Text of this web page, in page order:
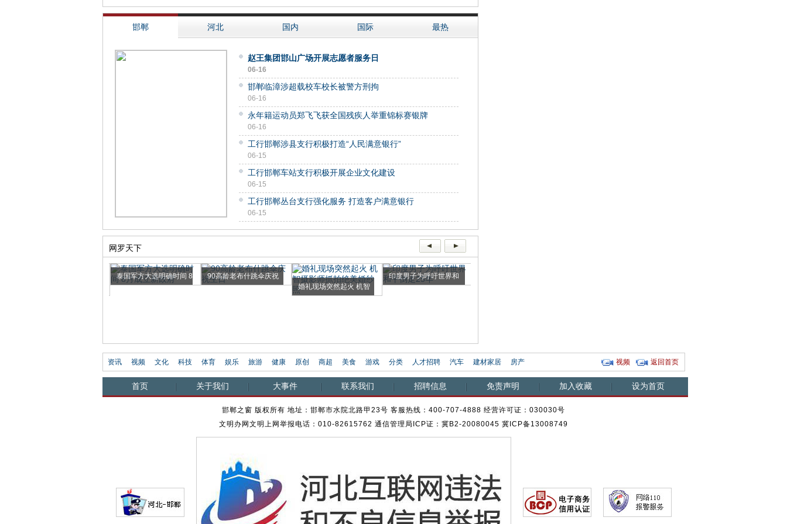
邯郸 河北 国内 国际 最热
赵王集团邯山广场开展志愿者服务日
06-16
邯郸临漳涉超载校车校长被警方刑拘
06-16
永年籍运动员郑飞飞获全国残疾人举重锦标赛银牌
06-16
工行邯郸涉县支行积极打造“人民满意银行”
06-15
工行邯郸车站支行积极开展企业文化建设
06-15
工行邯郸丛台支行强化服务 打造客户满意银行
06-15
网罗天下
泰国军方大选明确时间 8 90高龄老布什跳伞庆祝
婚礼现场突然起火 机智
印度男子为呼吁世界和
资讯 视频 文化 科技 体育 娱乐 旅游 健康 原创 商超 美食 游戏 分类 人才招聘 汽车 建材家居 房产 返回首页
视频
首页 关于我们 大事件 联系我们 招聘信息 免责声明 加入收藏 设为首页
邯郸之窗 版权所有 地址：邯郸市水院北路甲23号 客服热线：400-707-4888 经营许可证：030030号
文明办网文明上网举报电话：010-82615762 通信管理局ICP证：冀B2-20080045 冀ICP备13008749